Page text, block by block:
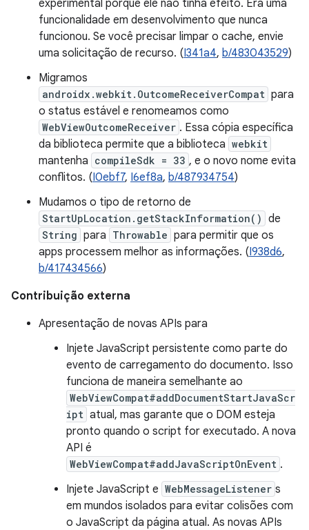
experimental porque ele não tinha efeito. Era uma
funcionalidade em desenvolvimento que nunca
funcionou. Se você precisar limpar o cache, envie
uma solicitação de recurso. (I341a4, b/483043529)
Migramos
androidx.webkit.OutcomeReceiverCompat para
o status estável e renomeamos como
WebViewOutcomeReceiver . Essa cópia específica
da biblioteca permite que a biblioteca webkit
mantenha compileSdk = 33 , e o novo nome evita
conflitos. (I0ebf7, I6ef8a, b/487934754)
Mudamos o tipo de retorno de
StartUpLocation.getStackInformation() de
String para Throwable para permitir que os
apps processem melhor as informações. (I938d6,
b/417434566)
Contribuição externa
Apresentação de novas APIs para
Injete JavaScript persistente como parte do
evento de carregamento do documento. Isso
funciona de maneira semelhante ao
WebViewCompat#addDocumentStartJavaScr
ipt atual, mas garante que o DOM esteja
pronto quando o script for executado. A nova
API é
WebViewCompat#addJavaScriptOnEvent .
Injete JavaScript e WebMessageListener s
em mundos isolados para evitar colisões com
o JavaScript da página atual. As novas APIs